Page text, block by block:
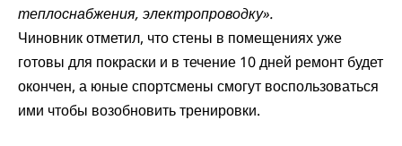
теплоснабжения, электропроводку».
Чиновник отметил, что стены в помещениях уже
готовы для покраски и в течение 10 дней ремонт будет
окончен, а юные спортсмены смогут воспользоваться
ими чтобы возобновить тренировки.